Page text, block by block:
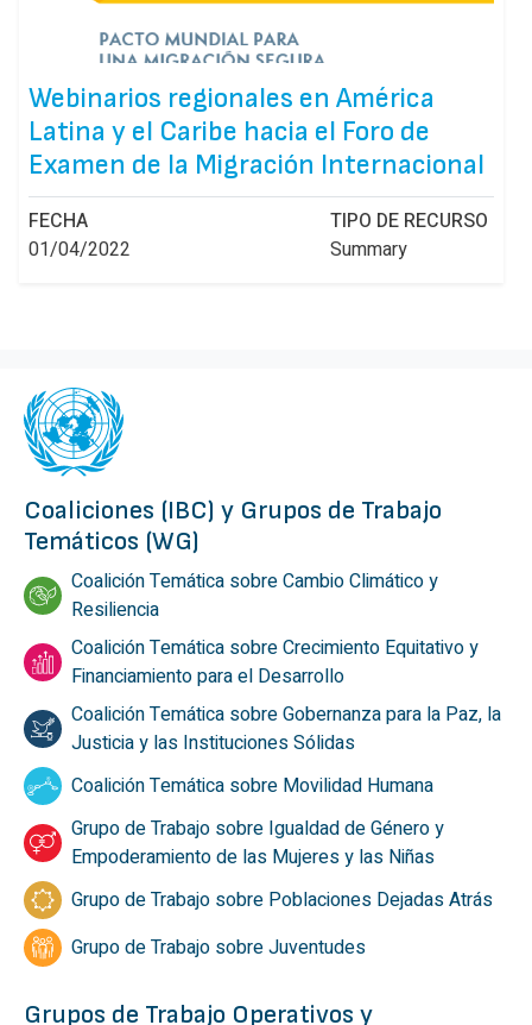
Webinarios regionales en América
Latina y el Caribe hacia el Foro de
Examen de la Migración Internacional
FECHA
01/04/2022
TIPO DE RECURSO
Summary
Coaliciones (IBC) y Grupos de Trabajo
Temáticos (WG)
Coalición Temática sobre Cambio Climático y
Resiliencia
Coalición Temática sobre Crecimiento Equitativo y
Financiamiento para el Desarrollo
Coalición Temática sobre Gobernanza para la Paz, la
Justicia y las Instituciones Sólidas
Coalición Temática sobre Movilidad Humana
Grupo de Trabajo sobre Igualdad de Género y
Empoderamiento de las Mujeres y las Niñas
Grupo de Trabajo sobre Poblaciones Dejadas Atrás
Grupo de Trabajo sobre Juventudes
Grupos de Trabajo Operativos y